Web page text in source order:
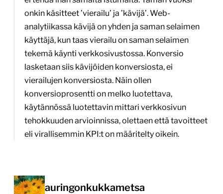
onkin käsitteet ’vierailu’ ja ’kävijä’. Web-
analytiikassa kävijä on yhden ja saman selaimen
käyttäjä, kun taas vierailu on saman selaimen
tekemä käynti verkkosivustossa. Konversio
lasketaan siis kävijöiden konversiosta, ei
vierailujen konversiosta. Näin ollen
konversioprosentti on melko luotettava,
käytännössä luotettavin mittari verkkosivun
tehokkuuden arvioinnissa, olettaen että tavoitteet
eli virallisemmin KPI:t on määritelty oikein.
auringonkukkametsa